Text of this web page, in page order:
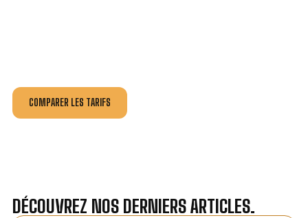
COMPARER LES TARIFS
DÉCOUVREZ NOS DERNIERS ARTICLES.